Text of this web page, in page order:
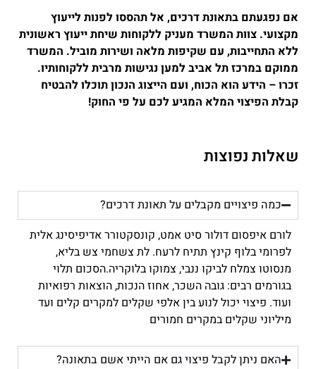
אם נפגעתם בתאונת דרכים, אל תהססו לפנות לייעוץ
מקצועי. צוות המשרד מעניק ללקוחות שיחת ייעוץ ראשונית
ללא התחייבות, עם שקיפות מלאה ושירות מוביל. המשרד
ממוקם במרכז תל אביב למען נגישות מרבית ללקוחותיו.
זכרו – הידע הוא הכוח, ועם הייצוג הנכון תוכלו להבטיח
קבלת הפיצוי המלא המגיע לכם על פי החוק!
שאלות נפוצות
כמה פיצויים מקבלים על תאונת דרכים?
לורם איפסום דולור סיט אמט, קונסקטורר אדיפיסינג אלית
לפרומי בלוף קינץ תתיח לרעח. לת צשחמי צש בליא,
מנסוטו צמלח לביקו ננבי, צמוקו בלוקריה.הסכום תלוי
בגורמים רבים: גובה השכר, אחוז הנכות, הוצאות רפואיות
ועוד. פיצוי יכול לנוע בין אלפי שקלים למקרים קלים ועד
מיליוני שקלים במקרים חמורים
האם ניתן לקבל פיצוי גם אם הייתי אשם בתאונה?